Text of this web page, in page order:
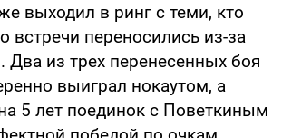
выходил в ринг с теми, кто
встречи переносились из-за
Два из трех перенесенных боя
выиграл нокаутом, а
5 лет поединок с Поветкиным